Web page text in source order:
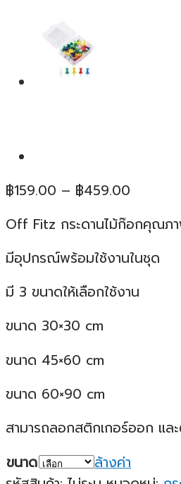
฿159.00 – ฿459.00
฿159.00
through
฿459.00
Off Fitz กระดานไม้ก๊อกคุณภ
มีอุปกรณ์พร้อมใช้งานในชุด
มี 3 ขนาดให้เลือกใช้งาน
ขนาด 30×30 cm
ขนาด 45×60 cm
ขนาด 60×90 cm
สามารถลอกสติกเกอร์ออก แล
ขนาด
ล้างค่า